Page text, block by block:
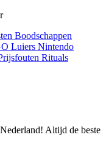
Boodschappen
Luiers Nintendo
Rituals
Altijd de beste